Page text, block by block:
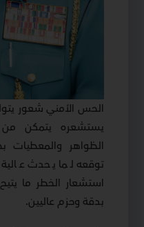
الحس الأمني شعور
يستشعره يتمكن من
الظواهر والمعطيات
توقعه لما يحدث
استشعار الخطر ما
بدقة وحزم عاليين.